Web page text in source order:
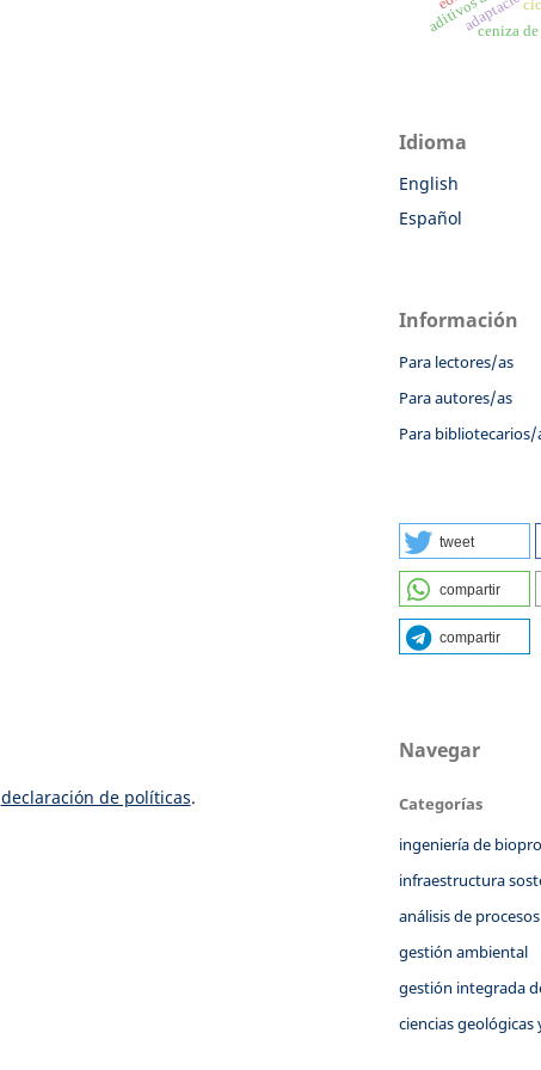
declaración de políticas.
ceniza
Idioma
English
Español
Información
Para lectores/as
Para autores/as
Para bibliotecarios/
tweet
compartir
compartir
Navegar
Categorías
ingeniería de
infraestructura
análisis de
gestión ambiental
gestión integrada
ciencias geológicas